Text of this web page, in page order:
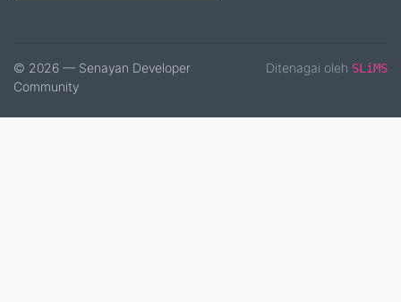
© 2026 — Senayan Developer
Community
Ditenagai oleh SLiMS